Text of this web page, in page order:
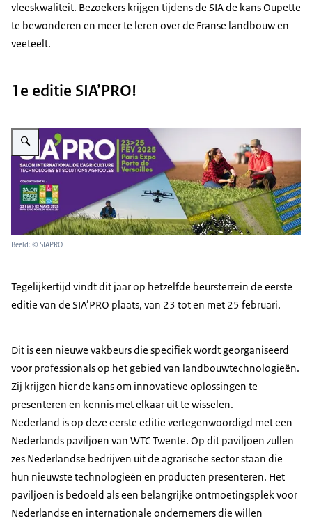
vleeskwaliteit. Bezoekers krijgen tijdens de SIA de kans Oupette
te bewonderen en meer te leren over de Franse landbouw en
veeteelt.
1e editie SIA’PRO!
Vergroot afbeelding SIAPRO 2025
Beeld: © SIAPRO
Tegelijkertijd vindt dit jaar op hetzelfde beursterrein de eerste
editie van de SIA’PRO plaats, van 23 tot en met 25 februari.
Dit is een nieuwe vakbeurs die specifiek wordt georganiseerd
voor professionals op het gebied van landbouwtechnologieën.
Zij krijgen hier de kans om innovatieve oplossingen te
presenteren en kennis met elkaar uit te wisselen.
Nederland is op deze eerste editie vertegenwoordigd met een
Nederlands paviljoen van WTC Twente. Op dit paviljoen zullen
zes Nederlandse bedrijven uit de agrarische sector staan die
hun nieuwste technologieën en producten presenteren. Het
paviljoen is bedoeld als een belangrijke ontmoetingsplek voor
Nederlandse en internationale ondernemers die willen